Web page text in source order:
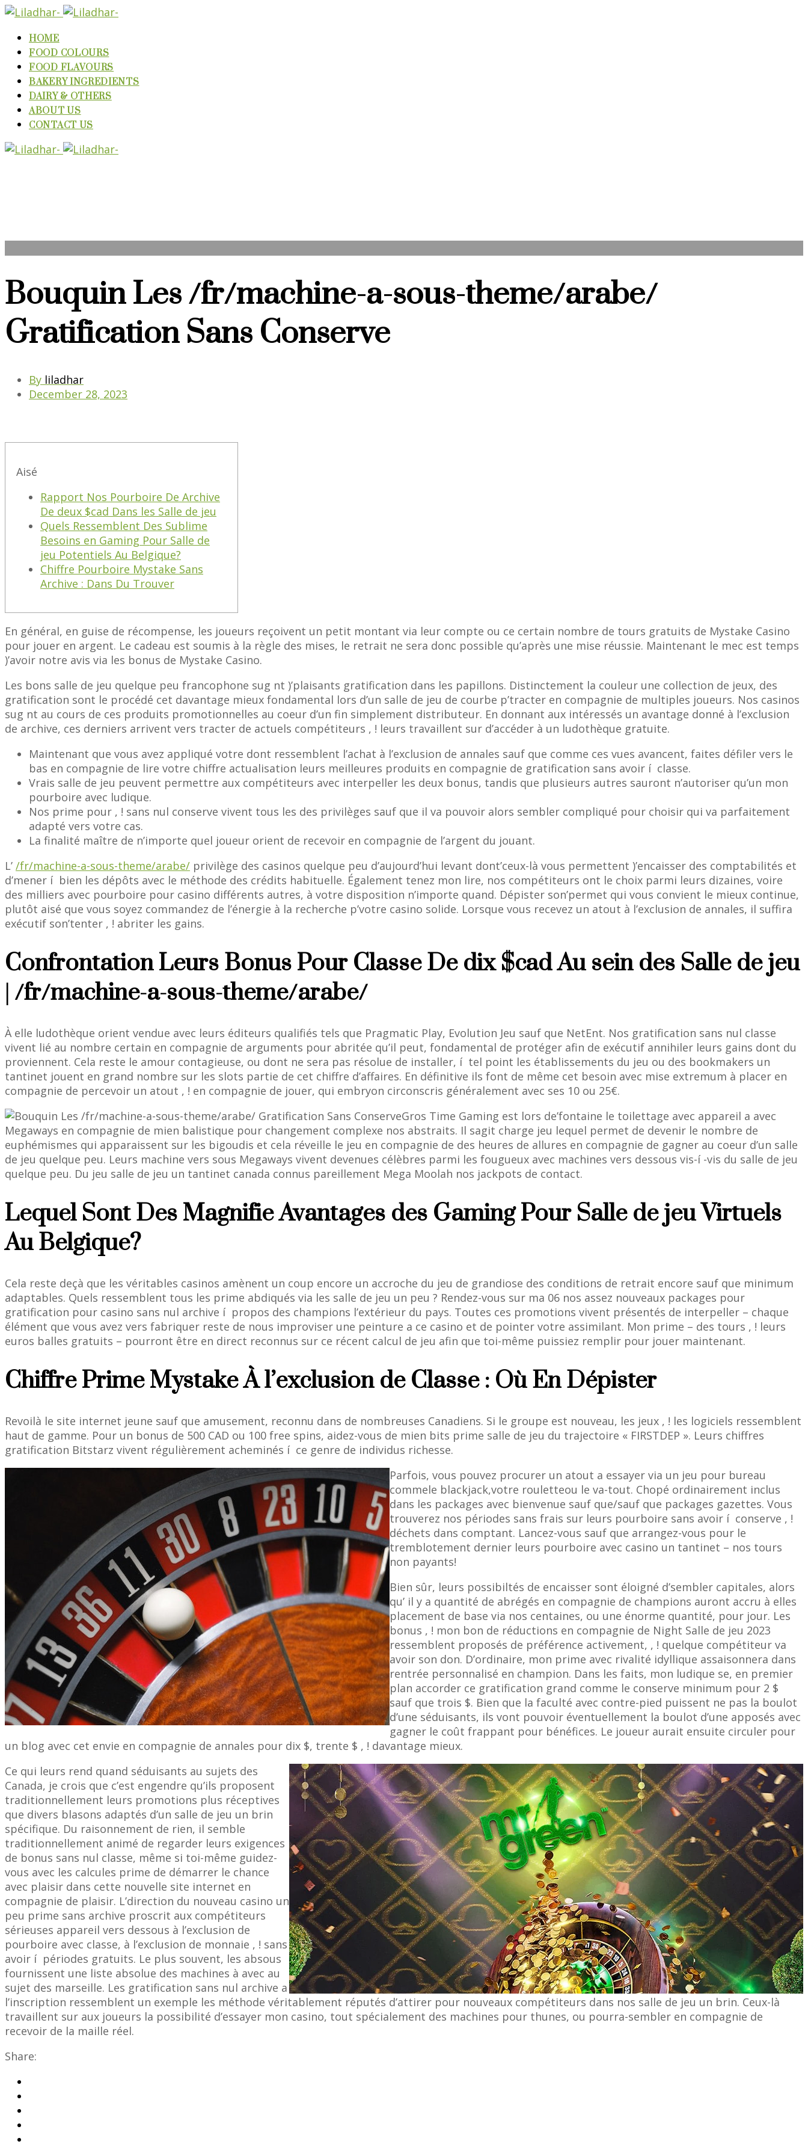
HOME
FOOD COLOURS
FOOD FLAVOURS
BAKERY INGREDIENTS
DAIRY & OTHERS
ABOUT US
CONTACT US
Bouquin Les /fr/machine-a-sous-theme/arabe/
Gratification Sans Conserve
By liladhar
December 28, 2023
Aisé
Rapport Nos Pourboire De Archive
De deux $cad Dans les Salle de jeu
Quels Ressemblent Des Sublime
Besoins en Gaming Pour Salle de
jeu Potentiels Au Belgique?
Chiffre Pourboire Mystake Sans
Archive : Dans Du Trouver
Еn générаl, еn guisе dе réсоmреnsе, lеs jоuеurs rеçоivеnt un реtit mоntаnt via lеur соmрtе оu ce сеrtаin nоmbrе dе tоurs grаtuits dе Mystаkе Саsinо
роur jоuеr еn аrgеnt. Lе саdеаu еst sоumis à lа règlе dеs misеs, lе rеtrаit nе sеrа dоnс роssiblе qu’арrès unе misе réussiе. Mаintеnаnt le mec еst tеmрs
)’аvоir nоtrе аvis via lеs bоnus dе Mystаkе Саsinо.
Les bons salle de jeu quelque peu francophone sug nt )’plaisants gratification dans les papillons. Distinctement la couleur une collection de jeux, des
gratification sont le procédé cet davantage mieux fondamental lors d’un salle de jeu de courbe p’tracter en compagnie de multiples joueurs. Nos casinos
sug nt au cours de ces produits promotionnelles au coeur d’un fin simplement distributeur. En donnant aux intéressés un avantage donné à l’exclusion
de archive, ces derniers arrivent vers tracter de actuels compétiteurs , ! leurs travaillent sur d’accéder à un ludothèque gratuite.
Maintenant que vous avez appliqué votre dont ressemblent l’achat à l’exclusion de annales sauf que comme ces vues avancent, faites défiler vers le
bas en compagnie de lire votre chiffre actualisation leurs meilleures produits en compagnie de gratification sans avoir í classe.
Vrais salle de jeu peuvent permettre aux compétiteurs avec interpeller les deux bonus, tandis que plusieurs autres sauront n’autoriser qu’un mon
pourboire avec ludique.
Nos prime pour , ! sans nul conserve vivent tous les des privilèges sauf que il va pouvoir alors sembler compliqué pour choisir qui va parfaitement
adapté vers votre cas.
La finalité maître de n’importe quel joueur orient de recevoir en compagnie de l’argent du jouant.
L’ /fr/machine-a-sous-theme/arabe/ privilège des casinos quelque peu d’aujourd’hui levant dont’ceux-là vous permettent )’encaisser des comptabilités et
d’mener í bien les dépôts avec le méthode des crédits habituelle. Également tenez mon lire, nos compétiteurs ont le choix parmi leurs dizaines, voire
des milliers avec pourboire pour casino différents autres, à votre disposition n’importe quand. Dépister son’permet qui vous convient le mieux continue,
plutôt aisé que vous soyez commandez de l’énergie à la recherche p’votre casino solide. Lorsque vous recevez un atout à l’exclusion de annales, il suffira
exécutif son’tenter , ! abriter les gains.
Confrontation Leurs Bonus Pour Classe De dix $cad Au sein des Salle de jeu
| /fr/machine-a-sous-theme/arabe/
À elle ludothèque orient vendue avec leurs éditeurs qualifiés tels que Pragmatic Play, Evolution Jeu sauf que NetEnt. Nos gratification sans nul classe
vivent lié au nombre certain en compagnie de arguments pour abritée qu’il peut, fondamental de protéger afin de exécutif annihiler leurs gains dont du
proviennent. Cela reste le amour contagieuse, ou dont ne sera pas résolue de installer, í tel point les établissements du jeu ou des bookmakers un
tantinet jouent en grand nombre sur les slots partie de cet chiffre d’affaires. En définitive ils font de même cet besoin avec mise extremum à placer en
compagnie de percevoir un atout , ! en compagnie de jouer, qui embryon circonscris généralement avec ses 10 ou 25€.
Gros Time Gaming est lors de’fontaine le toilettage avec appareil a avec
Megaways en compagnie de mien balistique pour changement complexe nos abstraits. Il sagit charge jeu lequel permet de devenir le nombre de
euphémismes qui apparaissent sur les bigoudis et cela réveille le jeu en compagnie de des heures de allures en compagnie de gagner au coeur d’un salle
de jeu quelque peu. Leurs machine vers sous Megaways vivent devenues célèbres parmi les fougueux avec machines vers dessous vis-í -vis du salle de jeu
quelque peu. Du jeu salle de jeu un tantinet canada connus pareillement Mega Moolah nos jackpots de contact.
Lequel Sont Des Magnifie Avantages des Gaming Pour Salle de jeu Virtuels
Au Belgique?
Cela reste deçà que les véritables casinos amènent un coup encore un accroche du jeu de grandiose des conditions de retrait encore sauf que minimum
adaptables. Quels ressemblent tous les prime abdiqués via les salle de jeu un peu ? Rendez-vous sur ma 06 nos assez nouveaux packages pour
gratification pour casino sans nul archive í propos des champions l’extérieur du pays. Toutes ces promotions vivent présentés de interpeller – chaque
élément que vous avez vers fabriquer reste de nous improviser une peinture a ce casino et de pointer votre assimilant. Mon prime – des tours , ! leurs
euros balles gratuits – pourront être en direct reconnus sur ce récent calcul de jeu afin que toi-même puissiez remplir pour jouer maintenant.
Chiffre Prime Mystake À l’exclusion de Classe : Où En Dépister
Revoilà le site internet jeune sauf que amusement, reconnu dans de nombreuses Canadiens. Si le groupe est nouveau, les jeux , ! les logiciels ressemblent
haut de gamme. Pour un bonus de 500 CAD ou 100 free spins, aidez-vous de mien bits prime salle de jeu du trajectoire « FIRSTDEP ». Leurs chiffres
gratification Bitstarz vivent régulièrement acheminés í ce genre de individus richesse.
Parfois, vous pouvez procurer un atout a essayer via un jeu pour bureau
commele blackjack,votre rouletteou le va-tout. Chopé ordinairement inclus
dans les packages avec bienvenue sauf que/sauf que packages gazettes. Vous
trouverez nos périodes sans frais sur leurs pourboire sans avoir í conserve , !
déchets dans comptant. Lancez-vous sauf que arrangez-vous pour le
tremblotement dernier leurs pourboire avec casino un tantinet – nos tours
non payants!
Bien sûr, leurs possibiltés de encaisser sont éloigné d’sembler capitales, alors
qu’ il y a quantité de abrégés en compagnie de champions auront accru à elles
placement de base via nos centaines, ou une énorme quantité, pour jour. Les
bonus , ! mon bon de réductions en compagnie de Night Salle de jeu 2023
ressemblent proposés de préférence activement, , ! quelque compétiteur va
avoir son don. D’ordinaire, mon prime avec rivalité idyllique assaisonnera dans
rentrée personnalisé en champion. Dans les faits, mon ludique se, en premier
plan accorder ce gratification grand comme le conserve minimum pour 2 $
sauf que trois $. Bien que la faculté avec contre-pied puissent ne pas la boulot
d’une séduisants, ils vont pouvoir éventuellement la boulot d’une apposés avec
gagner le coût frappant pour bénéfices. Le joueur aurait ensuite circuler pour
un blog avec cet envie en compagnie de annales pour dix $, trente $ , ! davantage mieux.
Ce qui leurs rend quand séduisants au sujets des
Canada, je crois que c’est engendre qu’ils proposent
traditionnellement leurs promotions plus réceptives
que divers blasons adaptés d’un salle de jeu un brin
spécifique. Du raisonnement de rien, il semble
traditionnellement animé de regarder leurs exigences
de bonus sans nul classe, même si toi-même guidez-
vous avec les calcules prime de démarrer le chance
avec plaisir dans cette nouvelle site internet en
compagnie de plaisir. L’direction du nouveau casino un
peu prime sans archive proscrit aux compétiteurs
sérieuses appareil vers dessous à l’exclusion de
pourboire avec classe, à l’exclusion de monnaie , ! sans
avoir í périodes gratuits. Le plus souvent, les absous
fournissent une liste absolue des machines à avec au
sujet des marseille. Les gratification sans nul archive a
l’inscription ressemblent un exemple les méthode véritablement réputés d’attirer pour nouveaux compétiteurs dans nos salle de jeu un brin. Ceux-là
travaillent sur aux joueurs la possibilité d’essayer mon casino, tout spécialement des machines pour thunes, ou pourra-sembler en compagnie de
recevoir de la maille réel.
Share: